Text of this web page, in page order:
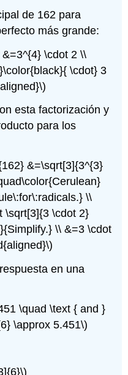
de 162 para
más grande:
\cdot 2 \\
\cdot} 3
esta factorización y
para los
&=\sqrt[3]{3^{3}
\\
\sqrt[3]{3 \cdot 2}
\\ &=3 \cdot
en una
\quad \text { and }
\approx 5.451\)